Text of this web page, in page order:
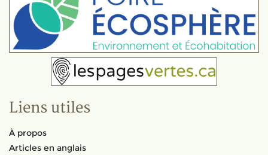
Liens utiles
À propos
Articles en anglais